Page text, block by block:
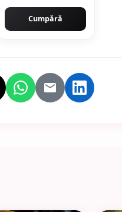
Cumpără